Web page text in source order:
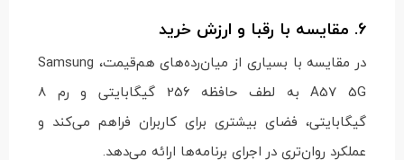
6. مقایسه با رقبا و ارزش خرید
در مقایسه با بسیاری از میان‌رده‌های هم‌قیمت، Samsung
A57 5G به لطف حافظه 256 گیگابایتی و رم 8
گیگابایتی، فضای بیشتری برای کاربران فراهم می‌کند و
عملکرد روان‌تری در اجرای برنامه‌ها ارائه می‌دهد.